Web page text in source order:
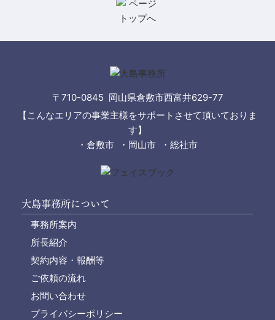
〒710-0845 岡山県倉敷市西富井629-77
【こんなエリアの事業主様をサポートさせて頂いておりま
す】
・倉敷市 ・岡山市 ・総社市
大島事務所について
事務所案内
所長紹介
契約内容・報酬等
ご依頼の流れ
お問い合わせ
プライバシーポリシー